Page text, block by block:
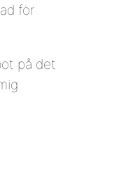
för
på det